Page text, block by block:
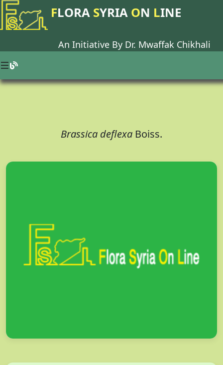
FLORA SYRIA ON LINE
An Initiative By Dr. Mwaffak Chikhali
Brassica deflexa Boiss.